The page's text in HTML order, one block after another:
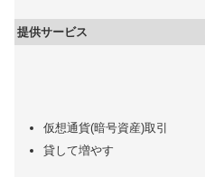
提供サービス
仮想通貨(暗号資産)取引
貸して増やす